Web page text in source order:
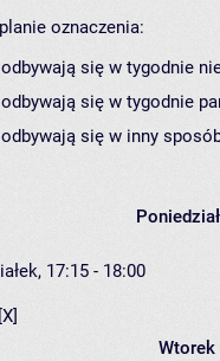
oznaczenia:
się w tygodnie
się w tygodnie
się w inny
17:15 - 18:00
Wtorek